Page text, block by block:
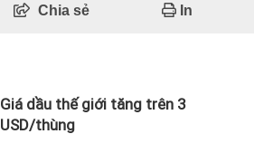
Chia sẻ In
Giá dầu thế giới tăng trên 3
USD/thùng